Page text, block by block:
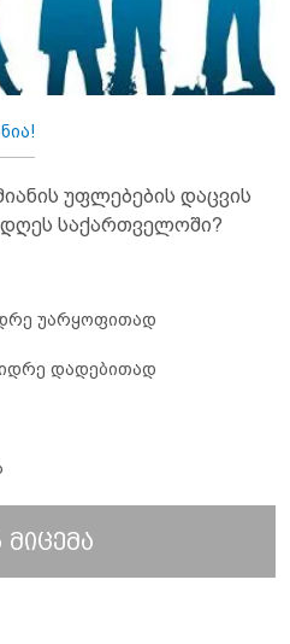
უფლებების დაცვის
საქართველოში?
უარყოფითად
დადებითად
მიცემა